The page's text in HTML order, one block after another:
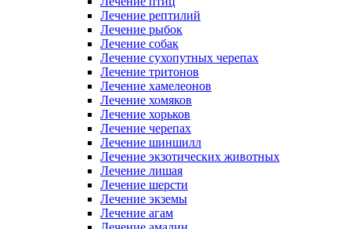
Лечение рептилий
Лечение рыбок
Лечение собак
Лечение сухопутных черепах
Лечение тритонов
Лечение хамелеонов
Лечение хомяков
Лечение хорьков
Лечение черепах
Лечение шиншилл
Лечение экзотических животных
Лечение лишая
Лечение шерсти
Лечение экземы
Лечение агам